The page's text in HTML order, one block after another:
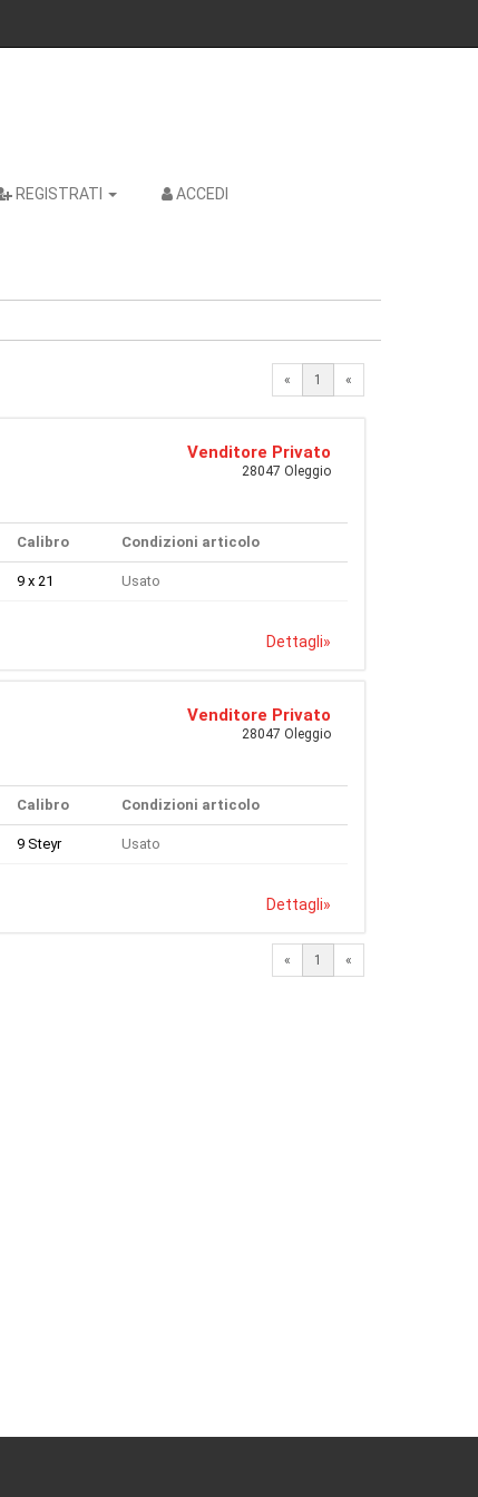
REGISTRATI ACCEDI
« 1 «
Venditore Privato
28047 Oleggio
Calibro Condizioni articolo
9 x 21 Usato
Dettagli»
Venditore Privato
28047 Oleggio
Calibro Condizioni articolo
9 Steyr Usato
Dettagli»
« 1 «